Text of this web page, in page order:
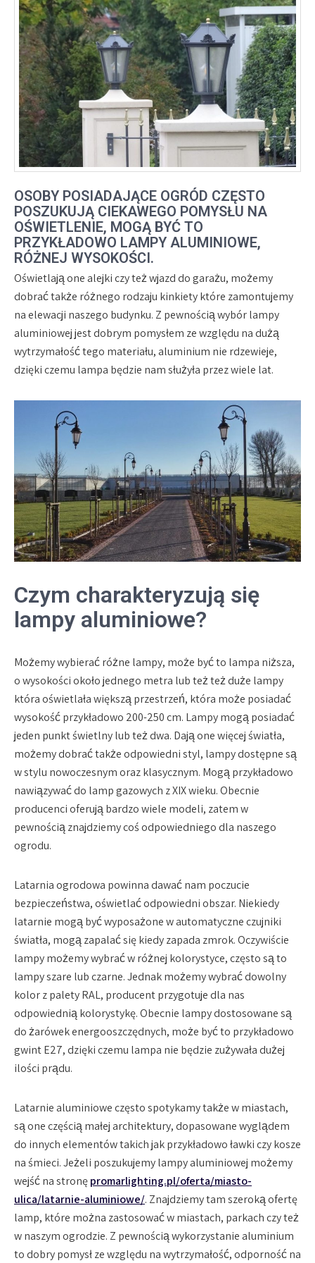
OSOBY POSIADAJĄCE OGRÓD CZĘSTO
POSZUKUJĄ CIEKAWEGO POMYSŁU NA
OŚWIETLENIE, MOGĄ BYĆ TO
PRZYKŁADOWO LAMPY ALUMINIOWE,
RÓŻNEJ WYSOKOŚCI.
Oświetlają one alejki czy też wjazd do garażu, możemy
dobrać także różnego rodzaju kinkiety które zamontujemy
na elewacji naszego budynku. Z pewnością wybór lampy
aluminiowej jest dobrym pomysłem ze względu na dużą
wytrzymałość tego materiału, aluminium nie rdzewieje,
dzięki czemu lampa będzie nam służyła przez wiele lat.
Czym charakteryzują się
lampy aluminiowe?
Możemy wybierać różne lampy, może być to lampa niższa,
o wysokości około jednego metra lub też też duże lampy
która oświetlała większą przestrzeń, która może posiadać
wysokość przykładowo 200-250 cm. Lampy mogą posiadać
jeden punkt świetlny lub też dwa. Dają one więcej światła,
możemy dobrać także odpowiedni styl, lampy dostępne są
w stylu nowoczesnym oraz klasycznym. Mogą przykładowo
nawiązywać do lamp gazowych z XIX wieku. Obecnie
producenci oferują bardzo wiele modeli, zatem w
pewnością znajdziemy coś odpowiedniego dla naszego
ogrodu.
Latarnia ogrodowa powinna dawać nam poczucie
bezpieczeństwa, oświetlać odpowiedni obszar. Niekiedy
latarnie mogą być wyposażone w automatyczne czujniki
światła, mogą zapalać się kiedy zapada zmrok. Oczywiście
lampy możemy wybrać w różnej kolorystyce, często są to
lampy szare lub czarne. Jednak możemy wybrać dowolny
kolor z palety RAL, producent przygotuje dla nas
odpowiednią kolorystykę. Obecnie lampy dostosowane są
do żarówek energooszczędnych, może być to przykładowo
gwint E27, dzięki czemu lampa nie będzie zużywała dużej
ilości prądu.
Latarnie aluminiowe często spotykamy także w miastach,
są one częścią małej architektury, dopasowane wyglądem
do innych elementów takich jak przykładowo ławki czy kosze
na śmieci. Jeżeli poszukujemy lampy aluminiowej możemy
wejść na stronępromarlighting.pl/oferta/miasto-
ulica/latarnie-aluminiowe/. Znajdziemy tam szeroką ofertę
lamp, które można zastosować w miastach, parkach czy też
w naszym ogrodzie. Z pewnością wykorzystanie aluminium
to dobry pomysł ze względu na wytrzymałość, odporność na